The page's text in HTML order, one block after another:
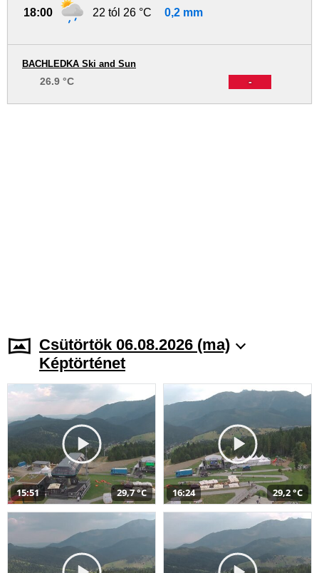
18:00 22 tól 26 °C 0,2 mm
-
BACHLEDKA Ski and Sun
26.9 °C
Csütörtök 06.08.2026 (ma)
Képtörténet
15:51 29,7 °C 16:24 29,2 °C